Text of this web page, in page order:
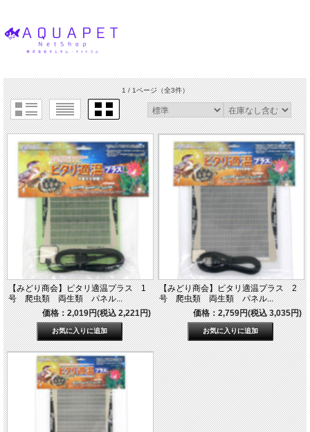
1 / 1ページ（全3件）
【みどり商会】ピタリ適温プラス 1
号 爬虫類 両生類 パネル...
価格：2,019円(税込 2,221円)
【みどり商会】ピタリ適温プラス 2
号 爬虫類 両生類 パネル...
価格：2,759円(税込 3,035円)